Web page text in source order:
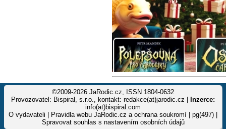
©2009-2026 JaRodic.cz, ISSN 1804-0632
Provozovatel: Bispiral, s.r.o., kontakt: redakce(at)jarodic.cz |
Inzerce:
info(at)bispiral.com
O vydavateli
Pravidla webu JaRodic.cz a ochrana soukromí | pg(497) |
Spravovat souhlas s nastavením osobních údajů